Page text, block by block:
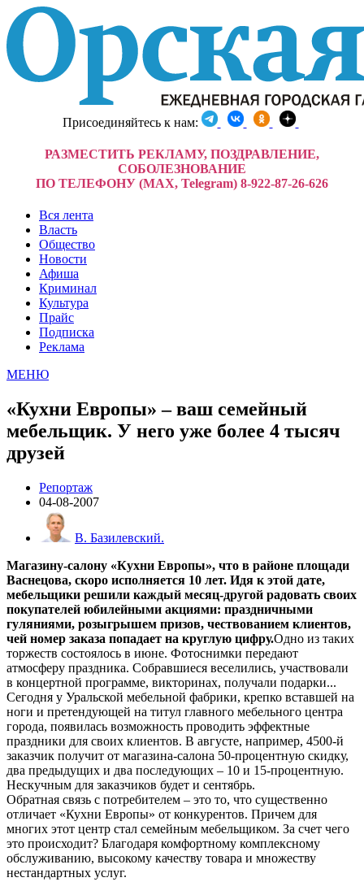
Присоединяйтесь к нам:
РАЗМЕСТИТЬ РЕКЛАМУ, ПОЗДРАВЛЕНИЕ,
СОБОЛЕЗНОВАНИЕ
ПО ТЕЛЕФОНУ (MAX, Telegram) 8-922-87-26-626
Вся лента
Власть
Общество
Новости
Афиша
Криминал
Культура
Прайс
Подписка
Реклама
МЕНЮ
«Кухни Европы» – ваш семейный
мебельщик. У него уже более 4 тысяч
друзей
Репортаж
04-08-2007
В. Базилевский.
Магазину-салону «Кухни Европы», что в районе площади
Васнецова, скоро исполняется 10 лет. Идя к этой дате,
мебельщики решили каждый месяц-другой радовать своих
покупателей юбилейными акциями: праздничными
гуляниями, розыгрышем призов, чествованием клиентов,
чей номер заказа попадает на круглую цифру.Одно из таких
торжеств состоялось в июне. Фотоснимки передают
атмосферу праздника. Собравшиеся веселились, участвовали
в концертной программе, викторинах, получали подарки...
Сегодня у Уральской мебельной фабрики, крепко вставшей на
ноги и претендующей на титул главного мебельного центра
города, появилась возможность проводить эффектные
праздники для своих клиентов. В августе, например, 4500-й
заказчик получит от магазина-салона 50-процентную скидку,
два предыдущих и два последующих – 10 и 15-процентную.
Нескучным для заказчиков будет и сентябрь.
Обратная связь с потребителем – это то, что существенно
отличает «Кухни Европы» от конкурентов. Причем для
многих этот центр стал семейным мебельщиком. За счет чего
это происходит? Благодаря комфортному комплексному
обслуживанию, высокому качеству товара и множеству
нестандартных услуг.